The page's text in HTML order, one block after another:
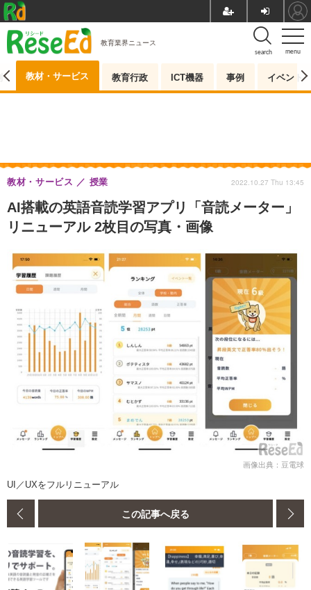
menu
search
教育業界ニュース
教材・サービス 教育行政 ICT機器 事例 イベント
AI搭載の英語音読学習アプリ「音読メーター」
リニューアル 2枚目の写真・画像
教材・サービス 授業 2022.10.27 Thu 13:45
画像出典：豆電球
UI／UXをフルリニューアル
この記事へ戻る